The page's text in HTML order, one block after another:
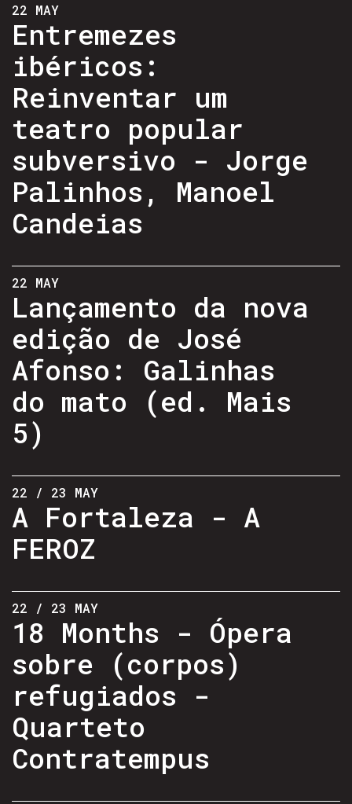
22 MAY
Entremezes
ibéricos:
Reinventar um
teatro popular
subversivo - Jorge
Palinhos, Manoel
Candeias
22 MAY
Lançamento da nova
edição de José
Afonso: Galinhas
do mato (ed. Mais
5)
22 / 23 MAY
A Fortaleza - A
FEROZ
22 / 23 MAY
18 Months - Ópera
sobre (corpos)
refugiados -
Quarteto
Contratempus